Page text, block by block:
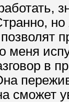
в
сможет